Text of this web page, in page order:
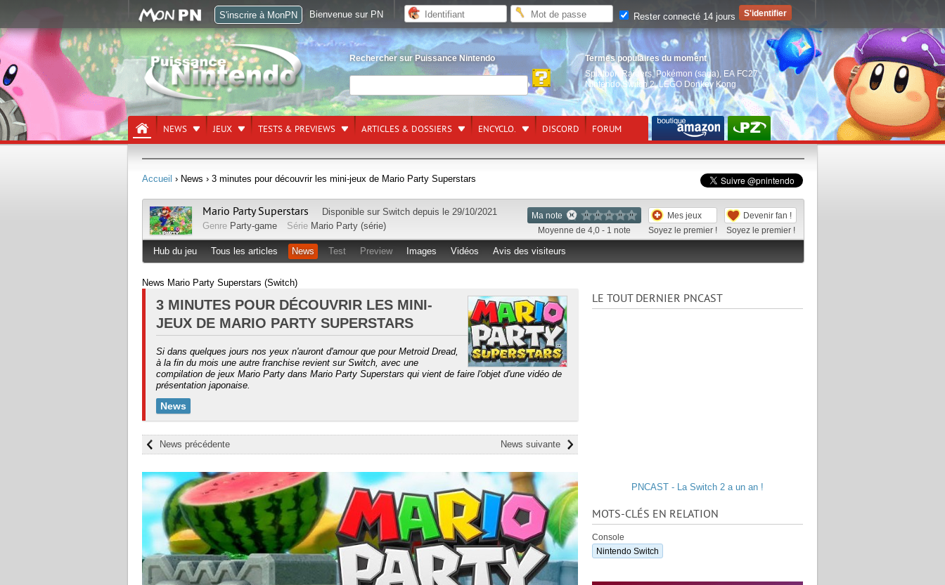
Rechercher sur Puissance Nintendo
Termes populaires du moment
Splatoon Raiders, Pokémon (saga) EA FC27,
Nintendo Switch 2,LEGO Donkey Kong
NEWS JEUX TESTS & PREVIEWS ARTICLES & DOSSIERS ENCYCLO. DISCORD FORUM
Accueil › News › 3 minutes pour découvrir les mini-jeux de Mario Party Superstars
Ma note
Moyenne de 4,0 - 1 note
Mes jeux
Soyez le premier !
Devenir fan !
Soyez le premier !
Mario Party Superstars Disponible sur Switch depuis le 29/10/2021
Genre Party-game Série Mario Party (série)
Hub du jeu Tous les articles News Test Preview Images Vidéos Avis des visiteurs
News Mario Party Superstars (Switch)
3 MINUTES POUR DÉCOUVRIR LES MINI-
JEUX DE MARIO PARTY SUPERSTARS
Si dans quelques jours nos yeux n'auront d'amour que pour Metroid Dread,
à la fin du mois une autre franchise revient sur Switch, avec une
compilation de jeux Mario Party dans Mario Party Superstars qui vient de faire l'objet d'une vidéo de
présentation japonaise.
News
News suivante
News précédente
LE TOUT DERNIER PNCAST
PNCAST - La Switch 2 a un an !
MOTS-CLÉS EN RELATION
Console
Nintendo Switch
S'inscrire à MonPN Bienvenue sur PN Rester connecté 14 jours